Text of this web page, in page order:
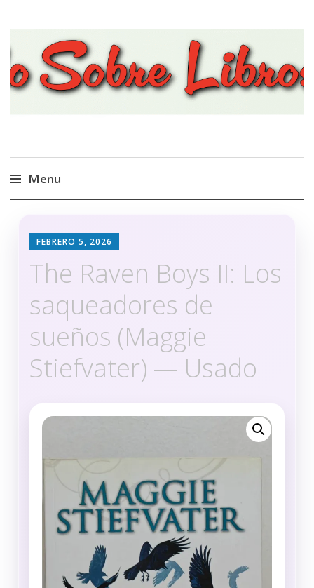
Viajando Sobre Libros
Menu
contenido
FEBRERO 5, 2026
The Raven Boys II: Los
saqueadores de
sueños (Maggie
Stiefvater) — Usado